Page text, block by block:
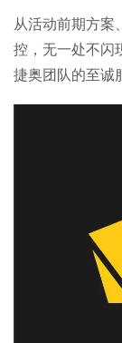
从活动前期方案
控，无一处不闪
捷奥团队的至诚